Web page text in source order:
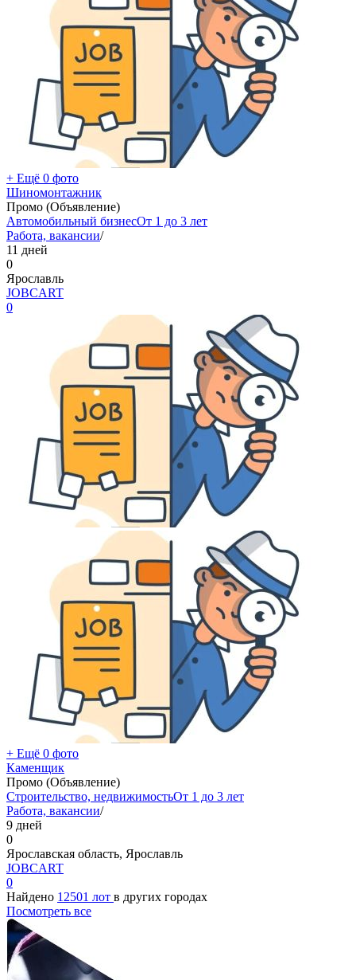
+ Ещё 0 фото
Шиномонтажник
Промо (Объявление)
Автомобильный бизнесОт 1 до 3 лет
Работа, вакансии/
11 дней
0
Ярославль
JOBCART
0
+ Ещё 0 фото
Каменщик
Промо (Объявление)
Строительство, недвижимостьОт 1 до 3 лет
Работа, вакансии/
9 дней
0
Ярославская область, Ярославль
JOBCART
0
Найдено 12501 лот в других городах
Посмотреть все